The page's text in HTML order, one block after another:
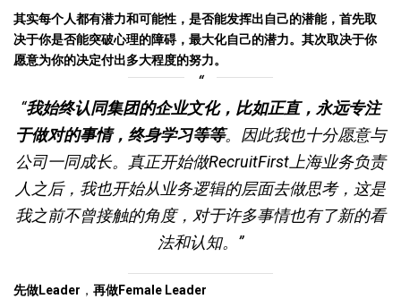
其实每个人都有潜力和可能性，是否能发挥出自己的潜能，首先取
决于你是否能突破心理的障碍，最大化自己的潜力。其次取决于你
愿意为你的决定付出多大程度的努力。
“我始终认同集团的企业文化，比如正直，永远专注
于做对的事情，终身学习等等。因此我也十分愿意与
公司一同成长。真正开始做RecruitFirst上海业务负责
人之后，我也开始从业务逻辑的层面去做思考，这是
我之前不曾接触的角度，对于许多事情也有了新的看
法和认知。”
先做Leader ， 再做Female Leader